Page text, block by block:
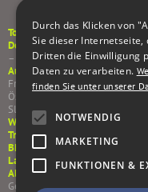
Tourenkalender
Deutschland Pfälzerwald &
– Rhön – Spessart |
Ausland Albanien – Bulgarien
Frankreich | Griechenland |
Österreich
Slowakei
Winterfluchten Marokko
Trainings/Kurse
BMW Motorrad Sachsen
Last Minute %
Almoto AGB | Jobs – Wir
Gepäcktransport | Leistungen |
Durch das Klicken von
Sie dieser Internetseite,
Dritten die Einwilligung
Daten zu verarbeiten.
finden Sie unter unserer
NOTWENDIG
MARKETING
FUNKTIONEN &